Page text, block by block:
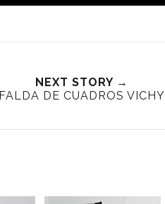
NEXT STORY →
FALDA DE CUADROS VICHY